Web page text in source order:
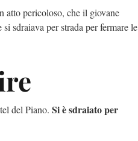
atto pericoloso, che il giovane
sdraiava per strada per fermare le
del Piano. Si è sdraiato per